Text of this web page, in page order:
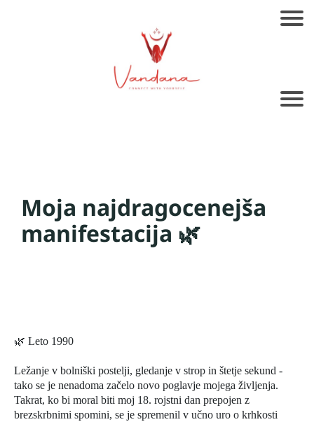
Moja najdragocenejša
manifestacija 🌿
🌿 Leto 1990
Ležanje v bolniški postelji, gledanje v strop in štetje sekund -
tako se je nenadoma začelo novo poglavje mojega življenja.
Takrat, ko bi moral biti moj 18. rojstni dan prepojen z
brezskrbnimi spomini, se je spremenil v učno uro o krhkosti